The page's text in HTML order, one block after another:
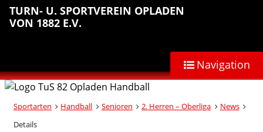
Sprungmarken
Inhalt
anspringen
Hauptnavigation
anspringen
Abteilungsnavigation
anspringen
Fußbereich
anspringen
TURN- U. SPORTVEREIN OPLADEN
VON 1882 E.V.
Navigation
Sportarten Handball Senioren 2. Herren – Oberliga
News
Details